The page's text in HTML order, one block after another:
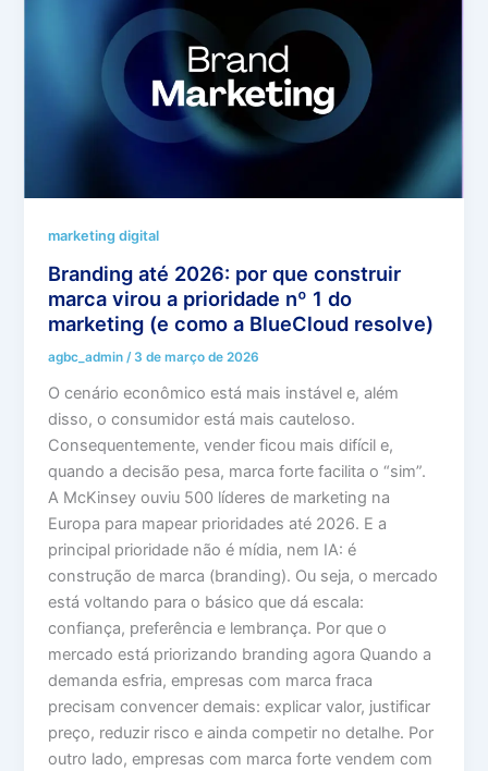
marketing digital
Branding até 2026: por que construir
marca virou a prioridade nº 1 do
marketing (e como a BlueCloud resolve)
agbc_admin/ 3 de março de 2026
O cenário econômico está mais instável e, além
disso, o consumidor está mais cauteloso.
Consequentemente, vender ficou mais difícil e,
quando a decisão pesa, marca forte facilita o “sim”.
A McKinsey ouviu 500 líderes de marketing na
Europa para mapear prioridades até 2026. E a
principal prioridade não é mídia, nem IA: é
construção de marca (branding). Ou seja, o mercado
está voltando para o básico que dá escala:
confiança, preferência e lembrança. Por que o
mercado está priorizando branding agora Quando a
demanda esfria, empresas com marca fraca
precisam convencer demais: explicar valor, justificar
preço, reduzir risco e ainda competir no detalhe. Por
outro lado, empresas com marca forte vendem com